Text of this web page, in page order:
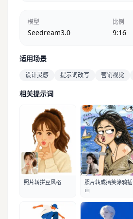
模型
Seedream3.0
比例
9:16
适用场景
设计灵感 提示词改写 营销视觉
相关提示词
照片转拼豆风格
照片转成搞笑涂鸦插
画